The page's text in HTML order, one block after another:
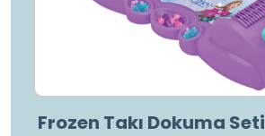
Frozen Takı Dokuma Seti